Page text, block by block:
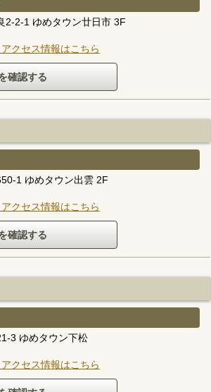
2-2-1 ゆめタウン廿日市 3F
クセス情報はこちら
1 ゆめタウン出雲 2F
クセス情報はこちら
3 ゆめタウン下松
クセス情報はこちら